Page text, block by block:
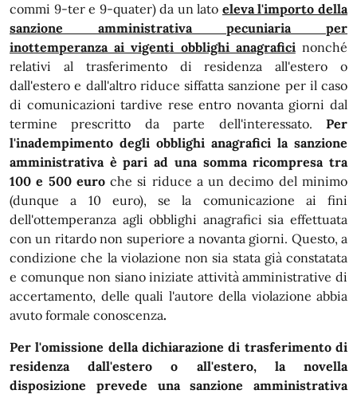
commi 9-ter e 9-quater) da un lato eleva l'importo della
sanzione amministrativa pecuniaria per
inottemperanza ai vigenti obblighi anagraficinonché
relativi al trasferimento di residenza all'estero o
dall'estero e dall'altro riduce siffatta sanzione per il caso
di comunicazioni tardive rese entro novanta giorni dal
termine prescritto da parte dell'interessato. Per
l'inadempimento degli obblighi anagrafici la sanzione
amministrativa è pari ad una somma ricompresa tra
100 e 500 euroche si riduce a un decimo del minimo
(dunque a 10 euro), se la comunicazione ai fini
dell'ottemperanza agli obblighi anagrafici sia effettuata
con un ritardo non superiore a novanta giorni. Questo, a
condizione che la violazione non sia stata già constatata
e comunque non siano iniziate attività amministrative di
accertamento, delle quali l'autore della violazione abbia
avuto formale conoscenza.
Per l'omissione della dichiarazione di trasferimento di
residenza dall'estero o all'estero, la novella
disposizione prevede una sanzione amministrativa